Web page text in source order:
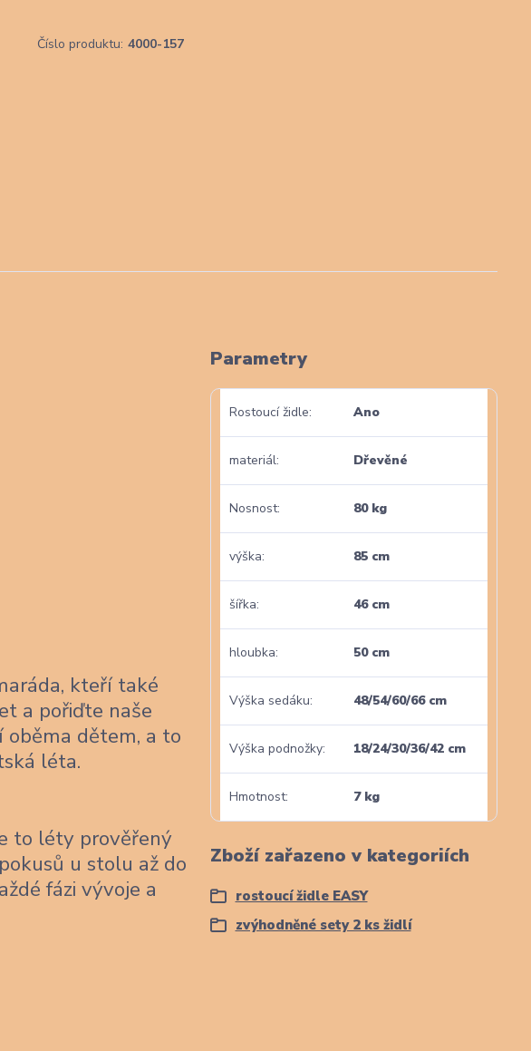
Číslo produktu: 4000-157
kteří také
a pořiďte naše
oběma dětem, a to
léta.
to léty prověřený
u stolu až do
fázi vývoje a
Parametry
Rostoucí židle Ano
materiál Dřevěné
Nosnost 80 kg
výška 85 cm
šířka 46 cm
hloubka 50 cm
Výška sedáku 48/54/60/66 cm
Výška podnožky 18/24/30/36/42 cm
Hmotnost 7 kg
Zboží zařazeno v kategoriích
rostoucí židle EASY
zvýhodněné sety 2 ks židlí